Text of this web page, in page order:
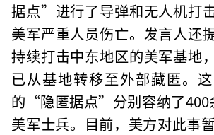
据点”进行了导弹和无人机打
美军严重人员伤亡。发言人还
持续打击中东地区的美军基地
已从基地转移至外部藏匿。
的“隐匿据点”分别容纳了400
美军士兵。目前，美方对此事暂